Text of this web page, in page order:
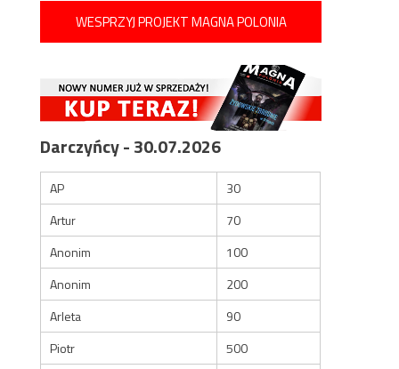
WESPRZYJ PROJEKT MAGNA POLONIA
Darczyńcy - 30.07.2026
AP
30
Artur
70
Anonim
100
Anonim
200
Arleta
90
Piotr
500